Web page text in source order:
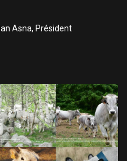
Asna, Président